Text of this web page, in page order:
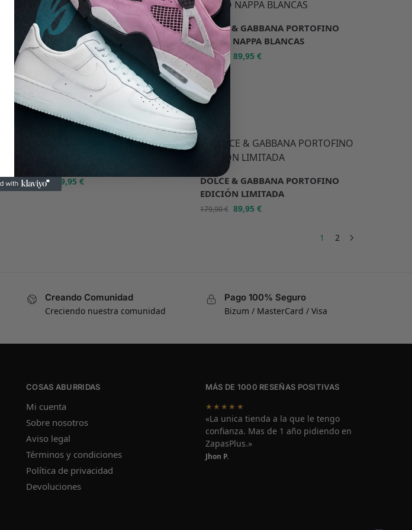
DOLCE & GABBANA PORTOFINO
CORAZÓN BLANCAS
179,90€ 89,95
DOLCE & GABBANA PORTOFINO
CUERO NAPPA BLANCAS
179,90€ 89,95 €
179,90€ 89,95€
DOLCE & GABBANA PORTOFINO
EDICIÓN LIMITADA
179,90€ 89,95 €
1 2
Creando Comunidad
Creciendo nuestra comunidad
Pago 100% Seguro
Bizum / MasterCard / Visa
COSAS ABURRIDAS
Mi cuenta
Sobre nosotros
Aviso legal
Términos y condiciones
Política de privacidad
Devoluciones
MÁS DE 1000 RESEÑAS POSITIVAS
★★★★★
«La unica tienda a la que le tengo
confianza. Mas de 1 año pidiendo en
ZapasPlus.»
Jhon P.